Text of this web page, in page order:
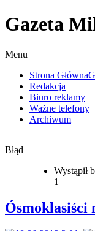
Gazeta
Menu
Strona Główna
Redakcja
Biuro reklamy
Ważne telefony
Archiwum
Błąd
Wystąpił
1
Ósmoklasiści